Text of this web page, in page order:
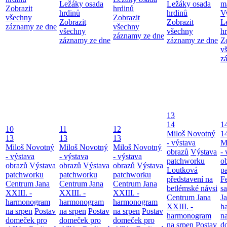
Zobrazit
všechny
záznamy ze dne
Ležáky osada
hrdinů
Zobrazit
všechny
záznamy ze dne
hrdinů
Zobrazit
všechny
záznamy ze dne
Ležáky osada
hrdinů
Zobrazit
všechny
záznamy ze dne
10
13
Miloš Novotný
- výstava
obrazů Výstava
patchworku
Centrum Jana
XXIII. -
harmonogram
na srpen Postav
domeček pro
11
13
Miloš Novotný
- výstava
obrazů Výstava
patchworku
Centrum Jana
XXIII. -
harmonogram
na srpen Postav
domeček pro
12
13
Miloš Novotný
- výstava
obrazů Výstava
patchworku
Centrum Jana
XXIII. -
harmonogram
na srpen Postav
domeček pro
13
14
Miloš Novotný
- výstava
obrazů Výstava
patchworku
Loutková
představení na
betlémské návsi
Centrum Jana
XXIII. -
harmonogram
na srpen Postav
-